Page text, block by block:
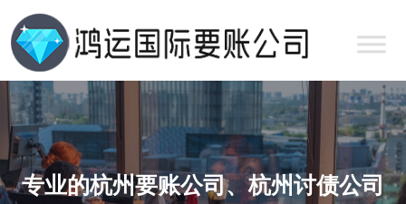
专业的杭州要账公司、杭州讨债公司